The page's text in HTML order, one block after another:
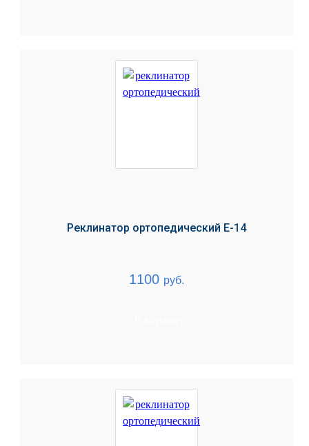
Реклинатор ортопедический Е-14
1100 руб.